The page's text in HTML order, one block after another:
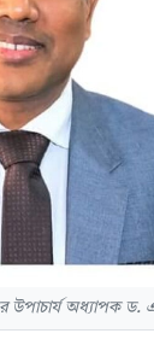
উপাচার্য